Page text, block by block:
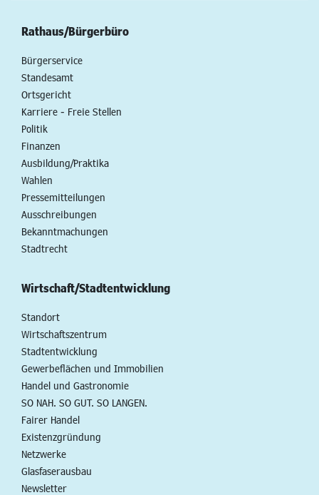
Rathaus/Bürgerbüro
Bürgerservice
Standesamt
Ortsgericht
Karriere - Freie Stellen
Politik
Finanzen
Ausbildung/Praktika
Wahlen
Pressemitteilungen
Ausschreibungen
Bekanntmachungen
Stadtrecht
Wirtschaft/Stadtentwicklung
Standort
Wirtschaftszentrum
Stadtentwicklung
Gewerbeflächen und Immobilien
Handel und Gastronomie
SO NAH. SO GUT. SO LANGEN.
Fairer Handel
Existenzgründung
Netzwerke
Glasfaserausbau
Newsletter